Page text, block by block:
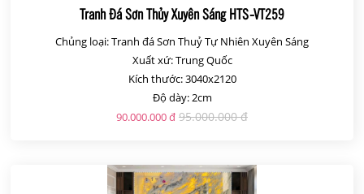
Tranh Đá Sơn Thủy Xuyên Sáng HTS-VT259
Chủng loại: Tranh đá Sơn Thuỷ Tự Nhiên Xuyên Sáng
Xuất xứ: Trung Quốc
Kích thước: 3040x2120
Độ dày: 2cm
90.000.000 đ 95.000.000 đ